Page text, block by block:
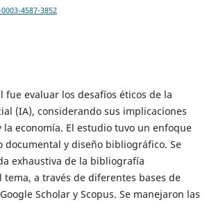
4587-3852
fue evaluar los desafíos éticos de la
(IA), considerando sus implicaciones
la economía. El estudio tuvo un enfoque
documental y diseño bibliográfico. Se
exhaustiva de la bibliografía
tema, a través de diferentes bases de
Scholar y Scopus. Se manejaron las